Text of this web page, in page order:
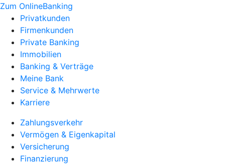
Zum OnlineBanking
Privatkunden
Firmenkunden
Private Banking
Immobilien
Banking & Verträge
Meine Bank
Service & Mehrwerte
Karriere
Zahlungsverkehr
Vermögen & Eigenkapital
Versicherung
Finanzierung